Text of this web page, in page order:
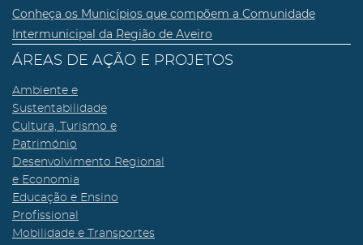
Conheça os Municípios que compõem a Comunidade
Intermunicipal da Região de Aveiro
ÁREAS DE AÇÃO E PROJETOS
Ambiente e
Sustentabilidade
Cultura, Turismo e
Património
Desenvolvimento Regional
e Economia
Educação e Ensino
Profissional
Mobilidade e Transportes